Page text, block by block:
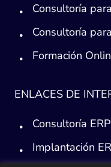
Consultoría
Consultoría
Formación
ENLACES DE
Consultoría
Implantación